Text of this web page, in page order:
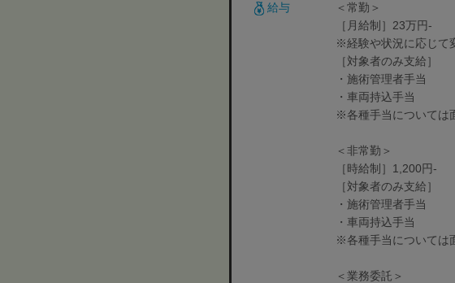
給与
＜常勤＞
［月給制］23万円-
※経験や状況に応じて
［対象者のみ支給］
・施術管理者手当
・車両持込手当
※各種手当については
＜非常勤＞
［時給制］1,200円-
［対象者のみ支給］
・施術管理者手当
・車両持込手当
※各種手当については
＜業務委託＞